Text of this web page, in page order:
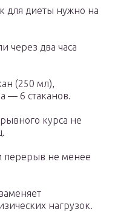
для диеты нужно на
через два часа
(250 мл),
— 6 стаканов.
курса не
перерыв не менее
нагрузок.